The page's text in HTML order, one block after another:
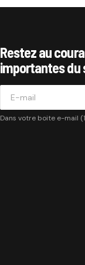
Restez au
importantes du
Dans votre boite e-mail